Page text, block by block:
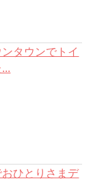
タウンでトイ
ひとりさまデ